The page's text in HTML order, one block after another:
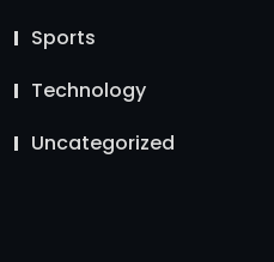
Sports
Technology
Uncategorized